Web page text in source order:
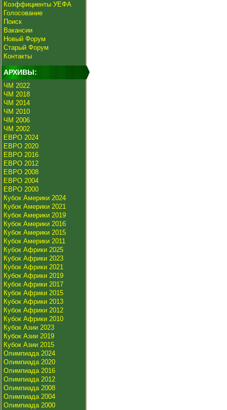
Коэффициенты УЕФА
Голосование
Поиск
Вакансии
Новый Форум
Старый Форум
Контакты
АРХИВЫ:
ЧМ 2022
ЧМ 2018
ЧМ 2014
ЧМ 2010
ЧМ 2006
ЧМ 2002
ЕВРО 2024
ЕВРО 2020
ЕВРО 2016
ЕВРО 2012
ЕВРО 2008
ЕВРО 2004
ЕВРО 2000
Кубок Америки 2024
Кубок Америки 2021
Кубок Америки 2019
Кубок Америки 2016
Кубок Америки 2015
Кубок Америки 2011
Кубок Африки 2025
Кубок Африки 2023
Кубок Африки 2021
Кубок Африки 2019
Кубок Африки 2017
Кубок Африки 2015
Кубок Африки 2013
Кубок Африки 2012
Кубок Африки 2010
Кубок Азии 2023
Кубок Азии 2019
Кубок Азии 2015
Олимпиада 2024
Олимпиада 2020
Олимпиада 2016
Олимпиада 2012
Олимпиада 2008
Олимпиада 2004
Олимпиада 2000